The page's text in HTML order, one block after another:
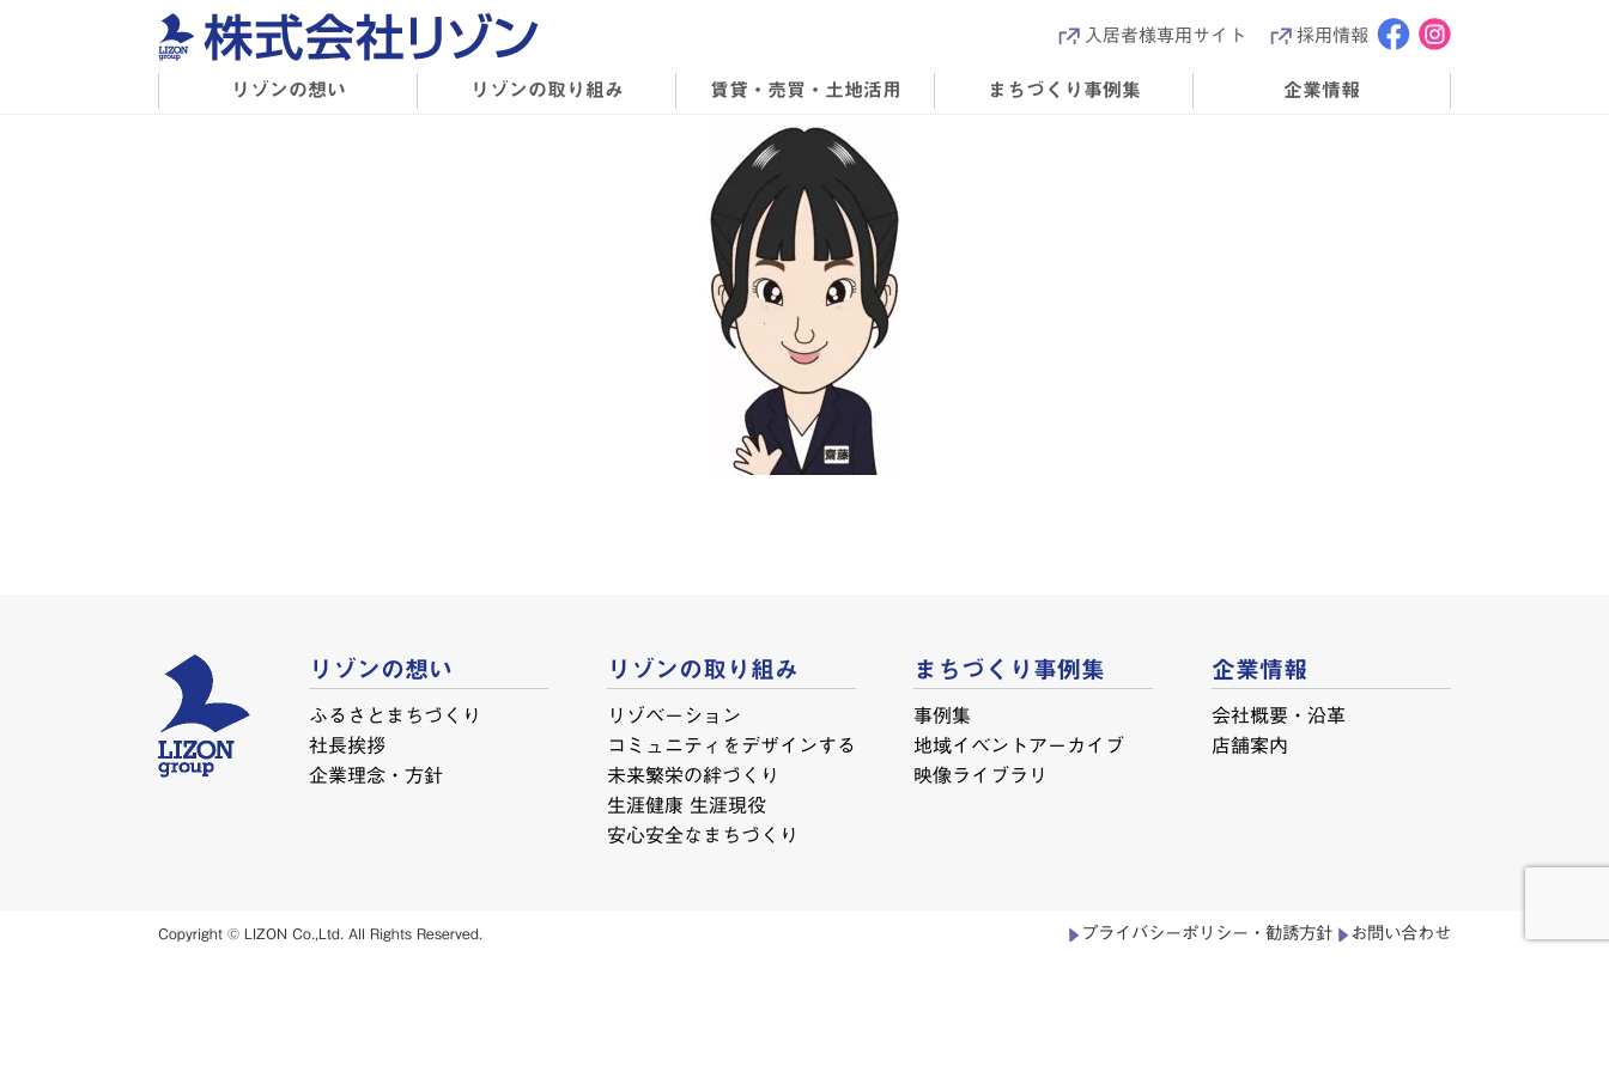
入居者様専用サイト 採用情報
リゾンの想い リゾンの取り組み 賃貸・売買・土地活用 まちづくり事例集 企業情報
リゾンの想い
ふるさとまちづくり
社長挨拶
企業理念・方針
リゾンの取り組み
リゾベーション
コミュニティをデザインする
未来繁栄の絆づくり
生涯健康 生涯現役
安心安全なまちづくり
まちづくり事例集
事例集
地域イベントアーカイブ
映像ライブラリ
企業情報
会社概要・沿革
店舗案内
Copyright © LIZON Co.,Ltd. All Rights Reserved. プライバシーポリシー・勧誘方針 お問い合わせ